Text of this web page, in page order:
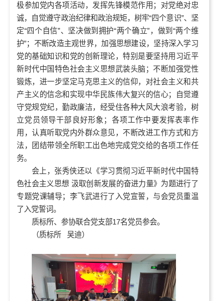
极参加党内各项活动，发挥先锋模范作用；对党绝对忠
诚，自觉遵守政治纪律和政治规矩，树牢“四个意识”、坚
定“四个自信”、坚决做到拥护“两个确立”，做到“两个维
护”；不断改造主观世界，加强思想建设，坚持深入学习
党的基础知识和党的创新理论，特别是要坚持用习近平
新时代中国特色社会主义思想武装头脑；不断加强党性
锻炼，进一步坚定马克思主义的信仰，对社会主义和共
产主义的信念和实现中华民族伟大复兴的信心；自觉遵
守党规党纪，勤政廉洁，经受住各种大风大浪考验，树
立党员领导干部良好形象；各项工作中要发挥表率作
用，认真听取党内外群众意见，不断改进工作方式和方
法，团结带领全所职工出色地完成党交给的各项工作任
务。
会上，张秀侠还以《学习贯彻习近平新时代中国特
色社会主义思想 汲取创新发展的奋进力量》为题进行了
专题党课辅导；李飞武进行了入党宣誓，与会党员重温
了入党誓词。
质标所、参协联合党支部17名党员参会。
（质标所 吴迪）